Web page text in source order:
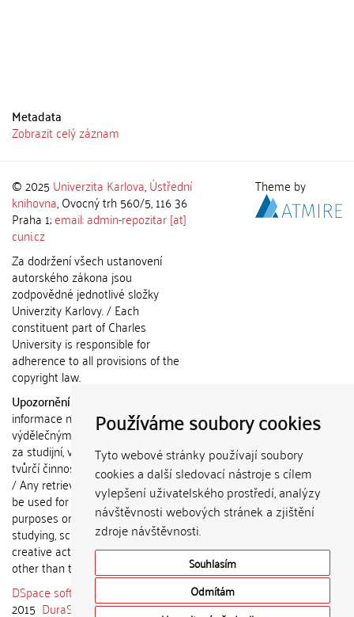
Používáme soubory cookies
Tyto webové stránky používají soubory
cookies a další sledovací nástroje s cílem
vylepšení uživatelského prostředí, analýzy
návštěvnosti webových stránek a zjištění
zdroje návštěvnosti.
Souhlasím
Odmítám
Metadata
Zobrazit celý záznam
© 2025 Univerzita Karlova,Ústřední
knihovna, Ovocný trh 560/5, 116 36
Praha 1;email: admin-repozitar [at]
cuni.cz
Za dodržení všech ustanovení
autorského zákona jsou
zodpovědné jednotlivé složky
Univerzity Karlovy. / Each
constituent part of Charles
University is responsible for
adherence to all provisions of the
copyright law.
Upozornění / Notice:
informace nemohou být použity k
výdělečným účelům nebo vydávány
za studijní, vědeckou nebo jinou
tvůrčí činnost jiné osoby než autora.
/ Any retrieved information shall not
be used for any commercial
purposes or claimed as results of
studying, scientific or any other
creative activities of any person
other than the author.
DSpace software
copyright © 2002-
2015 DuraSpace
Theme by